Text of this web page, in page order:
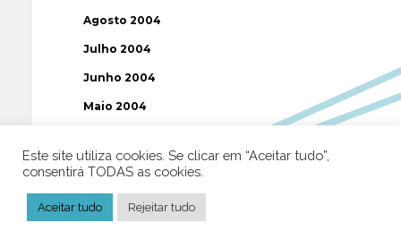
Agosto 2004
Julho 2004
Junho 2004
Maio 2004
Março 2004
Fevereiro 2004
Janeiro 2004
Este site utiliza cookies. Se clicar em “Aceitar tudo”,
consentirá TODAS as cookies.
Aceitar tudo Rejeitar tudo